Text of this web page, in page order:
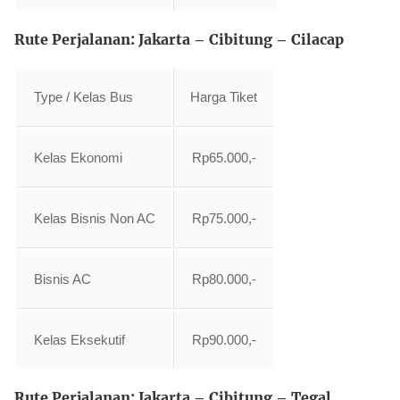
Rute Perjalanan: Jakarta – Cibitung – Cilacap
Type / Kelas Bus Harga Tiket
Kelas Ekonomi Rp65.000,-
Kelas Bisnis Non AC Rp75.000,-
Bisnis AC Rp80.000,-
Kelas Eksekutif Rp90.000,-